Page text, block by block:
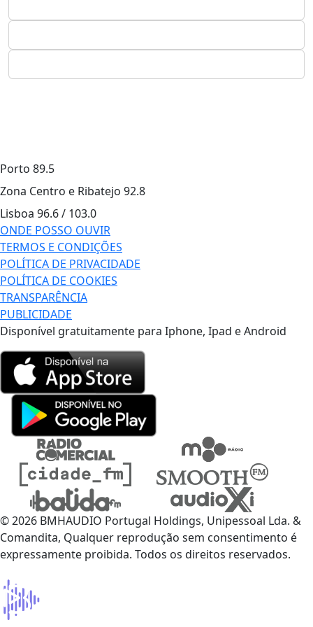
Porto 89.5
Zona Centro e Ribatejo 92.8
Lisboa 96.6 / 103.0
ONDE POSSO OUVIR
TERMOS E CONDIÇÕES
POLÍTICA DE PRIVACIDADE
POLÍTICA DE COOKIES
TRANSPARÊNCIA
PUBLICIDADE
Disponível gratuitamente para Iphone, Ipad e Android
© 2026 BMHAUDIO Portugal Holdings, Unipessoal Lda. &
Comandita, Qualquer reprodução sem consentimento é
expressamente proibida. Todos os direitos reservados.